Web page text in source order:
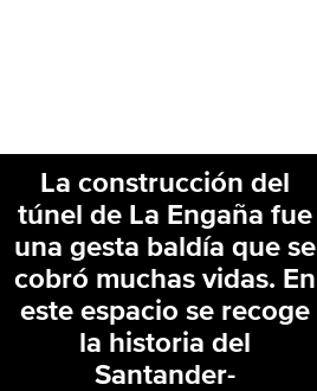
La construcción del
túnel de La Engaña fue
una gesta baldía que se
cobró muchas vidas. En
este espacio se recoge
la historia del
Santander-